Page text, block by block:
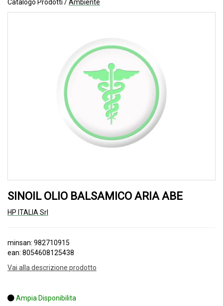
Catalogo Prodotti /Ambiente
SINOIL OLIO BALSAMICO ARIA ABE
HP ITALIA Srl
minsan: 982710915
ean: 8054608125438
Vai alla descrizione prodotto
Ampia Disponibilita